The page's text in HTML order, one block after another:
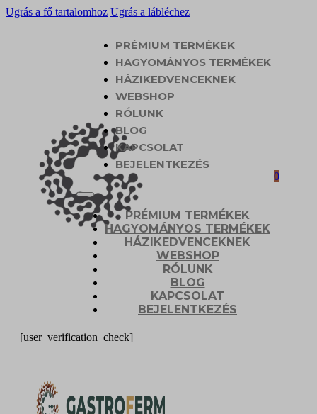
Ugrás a fő tartalomhoz Ugrás a lábléchez
PRÉMIUM TERMÉKEK
HAGYOMÁNYOS TERMÉKEK
HÁZIKEDVENCEKNEK
WEBSHOP
RÓLUNK
BLOG
KAPCSOLAT
BEJELENTKEZÉS
PRÉMIUM TERMÉKEK
HAGYOMÁNYOS TERMÉKEK
HÁZIKEDVENCEKNEK
WEBSHOP
RÓLUNK
BLOG
KAPCSOLAT
BEJELENTKEZÉS
0
[user_verification_check]